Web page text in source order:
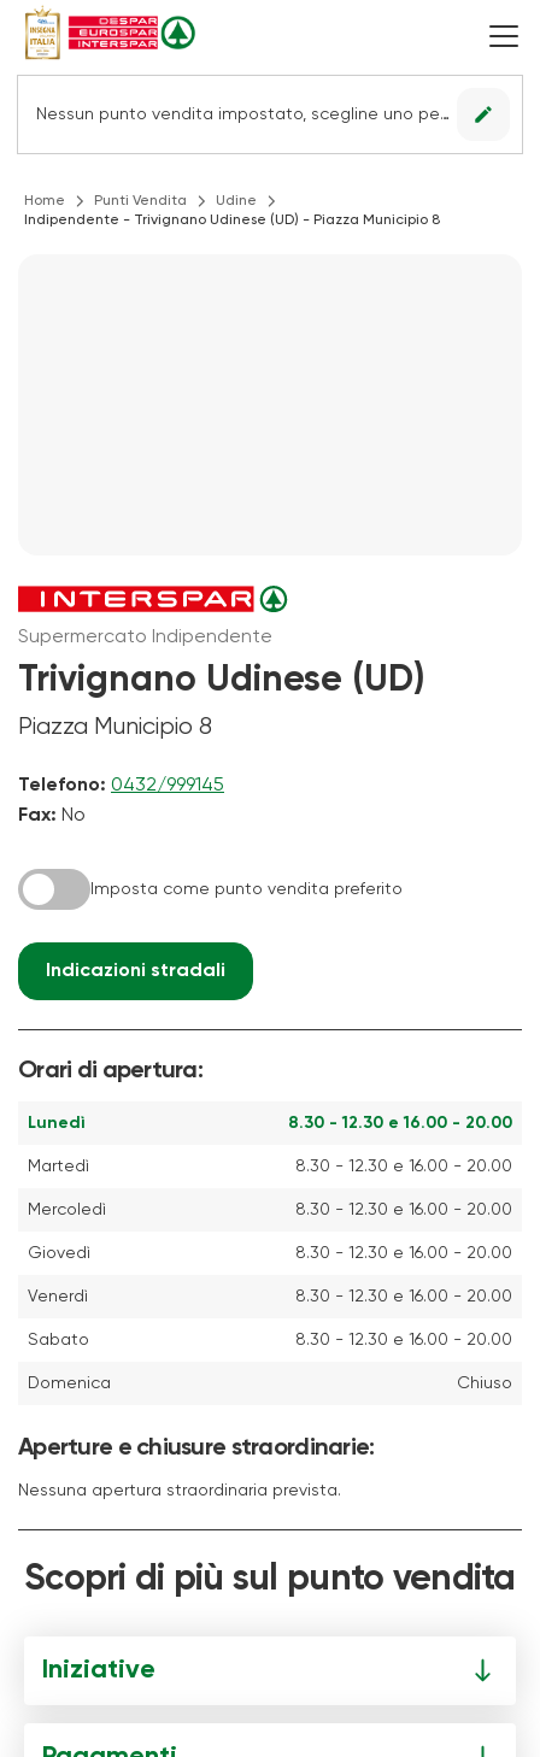
Nessun punto vendita impostato, scegline uno per vedere le offerte. edit
Home Punti Vendita
Udine
Indipendente - Trivignano Udinese (UD) - Piazza Municipio 8
Supermercato Indipendente
Trivignano Udinese (UD)
Piazza Municipio 8
Telefono: 0432/999145
Fax: No
Imposta come punto vendita preferito
Indicazioni stradali
Orari di apertura:
Lunedì 8.30 - 12.30 e 16.00 - 20.00
Martedì 8.30 - 12.30 e 16.00 - 20.00
Mercoledì 8.30 - 12.30 e 16.00 - 20.00
Giovedì 8.30 - 12.30 e 16.00 - 20.00
Venerdì 8.30 - 12.30 e 16.00 - 20.00
Sabato 8.30 - 12.30 e 16.00 - 20.00
Domenica Chiuso
Aperture e chiusure straordinarie:
Nessuna apertura straordinaria prevista.
Scopri di più sul punto vendita
Iniziative